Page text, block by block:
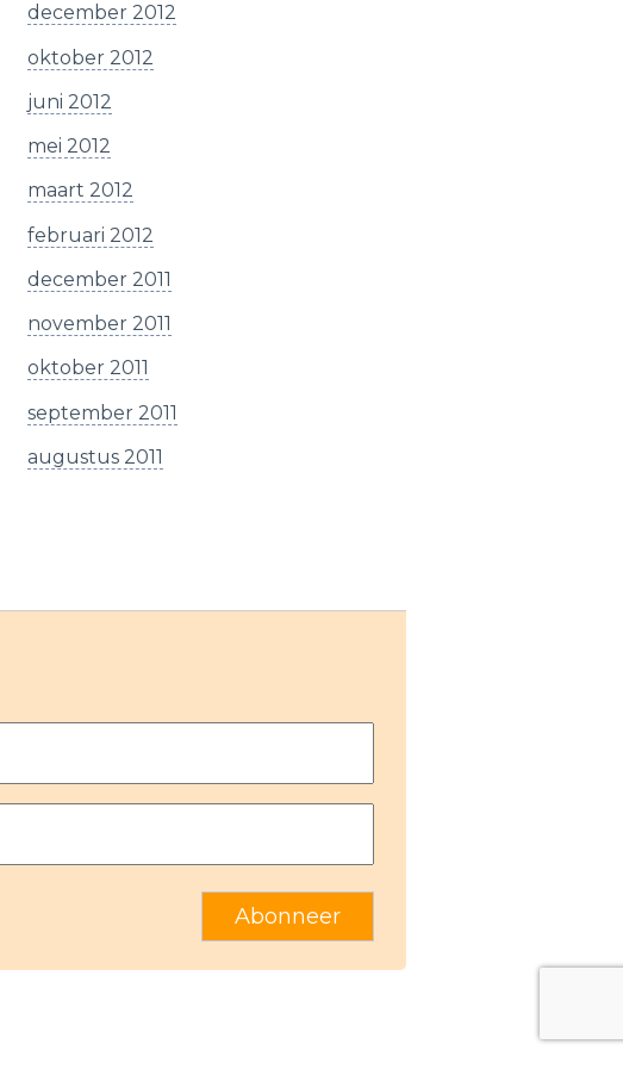
december 2012
oktober 2012
juni 2012
mei 2012
maart 2012
februari 2012
december 2011
november 2011
oktober 2011
september 2011
augustus 2011